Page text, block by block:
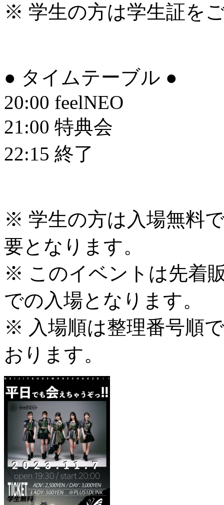
※ 学生の方は学生証を
● タイムテーブル ●
20:00 feelNEO
21:00 特典会
22:15 終了
※ 学生の方は入場無料
要となります。
※ このイベントは先着
での入場となります。
※ 入場順は整理番号順
おります。